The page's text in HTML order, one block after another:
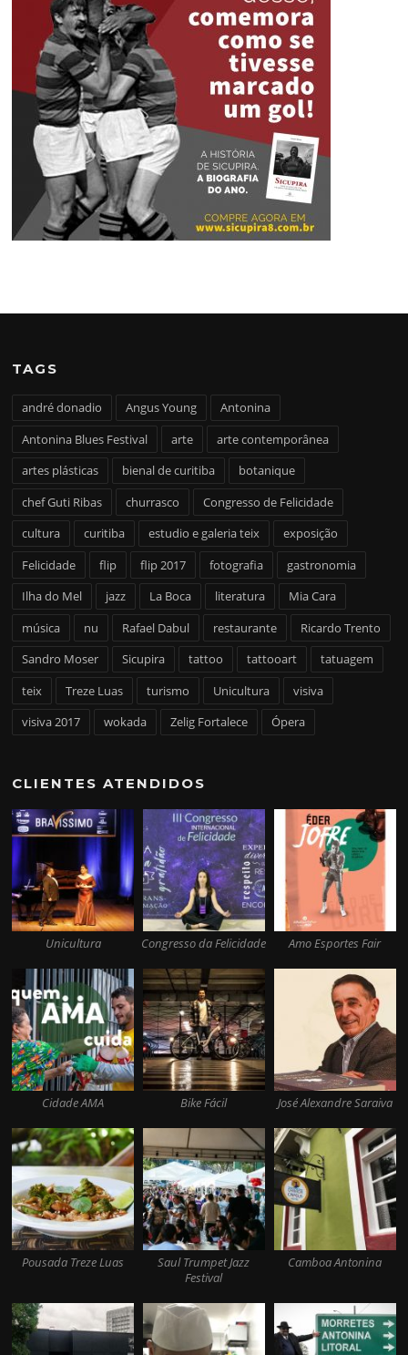
TAGS
andré donadio Angus Young
Antonina
Antonina Blues Festival
arte
arte contemporânea
artes plásticas
bienal de curitiba
botanique
chef Guti Ribas
churrasco
Congresso de Felicidade
cultura
curitiba estudio e galeria teix
exposição
Felicidade
flip flip 2017 fotografia
gastronomia
Ilha do Mel
jazz La Boca literatura
Mia Cara
música
nu Rafael Dabul restaurante
Ricardo Trento
Sandro Moser
Sicupira tattoo tattooart
tatuagem
teix
Treze Luas turismo Unicultura
visiva
visiva 2017
wokada Zelig Fortalece Ópera
CLIENTES ATENDIDOS
Unicultura Congresso da Felicidade Amo Esportes Fair
Cidade AMA Bike Fácil José Alexandre Saraiva
Pousada Treze Luas
Saul Trumpet Jazz
Festival
Camboa Antonina